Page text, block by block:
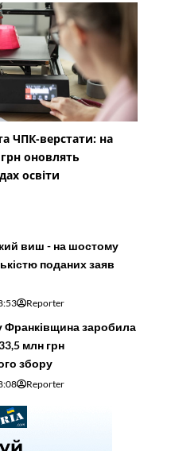
ЧПК-верстати: на
оновлять
освіти
виш - на шостому
поданих заяв
Reporter
Франківщина заробила
млн грн
збору
Reporter